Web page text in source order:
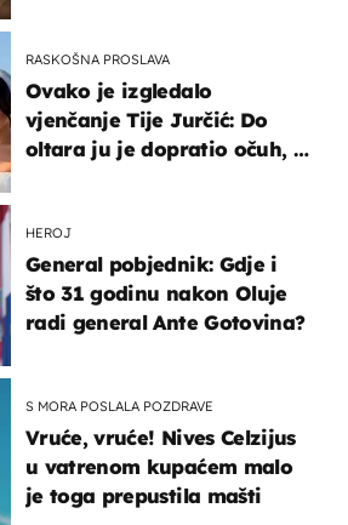
RASKOŠNA PROSLAVA
Ovako je izgledalo
vjenčanje Tije Jurčić: Do
oltara ju je dopratio očuh, a
HEROJ
General pobjednik: Gdje i
što 31 godinu nakon Oluje
radi general Ante Gotovina?
S MORA POSLALA POZDRAVE
Vruće, vruće! Nives Celzijus
u vatrenom kupaćem malo
je toga prepustila mašti